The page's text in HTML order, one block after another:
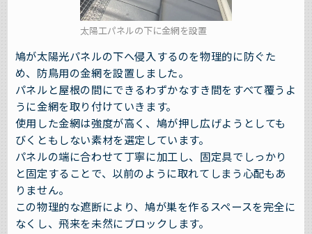
太陽工パネルの下に金網を設置
鳩が太陽光パネルの下へ侵入するのを物理的に防ぐた
め、防鳥用の金網を設置しました。
パネルと屋根の間にできるわずかなすき間をすべて覆うよ
うに金網を取り付けていきます。
使用した金網は強度が高く、鳩が押し広げようとしても
びくともしない素材を選定しています。
パネルの端に合わせて丁寧に加工し、固定具でしっかり
と固定することで、以前のように取れてしまう心配もあ
りません。
この物理的な遮断により、鳩が巣を作るスペースを完全に
なくし、飛来を未然にブロックします。